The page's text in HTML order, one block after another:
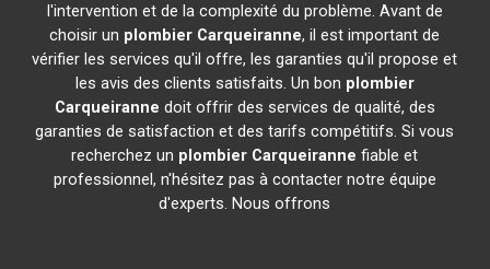
l'intervention et de la complexité du problème. Avant de
choisir un plombier Carqueiranne, il est important de
vérifier les services qu'il offre, les garanties qu'il propose et
les avis des clients satisfaits. Un bon plombier
Carqueiranne doit offrir des services de qualité, des
garanties de satisfaction et des tarifs compétitifs. Si vous
recherchez un plombier Carqueiranne fiable et
professionnel, n'hésitez pas à contacter notre équipe
d'experts. Nous offrons